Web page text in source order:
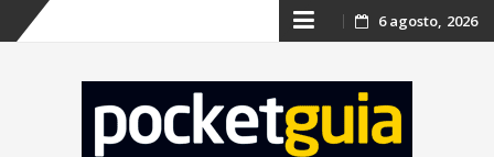
Skip
content
6 agosto, 2026